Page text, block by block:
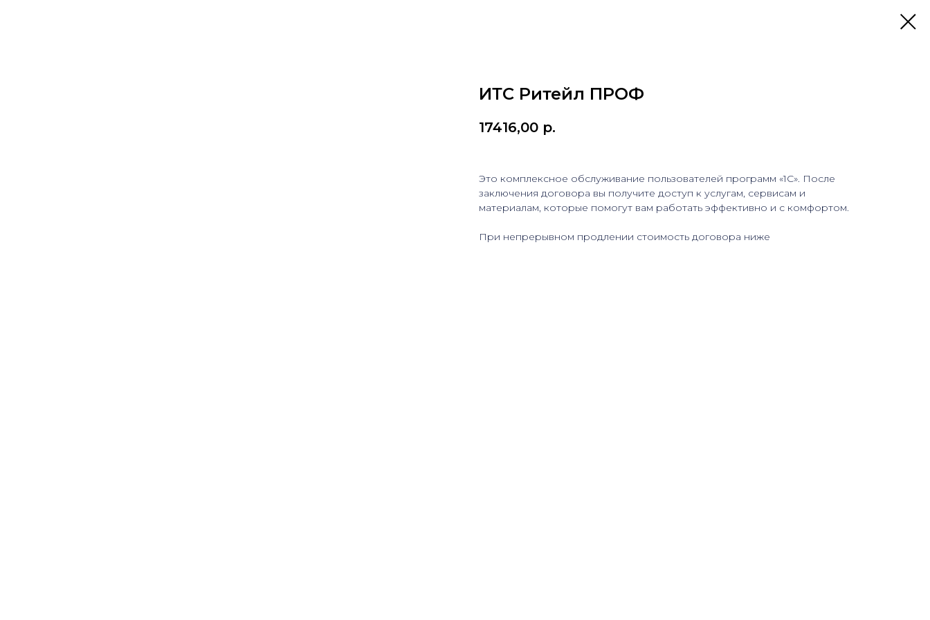
ИТС Ритейл ПРОФ
17416,00 р.
Это комплексное обслуживание пользователей программ «1С». После
заключения договора вы получите доступ к услугам, сервисам и
материалам, которые помогут вам работать эффективно и с комфортом.
При непрерывном продлении стоимость договора ниже